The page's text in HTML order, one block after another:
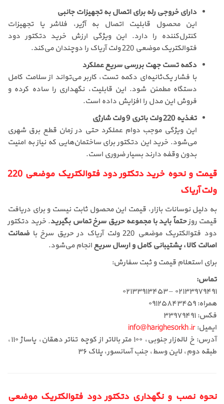
دارای خروجی رله برای اتصال به تجهیزات جانبی
این محصول قابلیت اتصال به آژیر، فلاشر یا تجهیزات
کنترل‌کننده را دارد. این ویژگی ارزش خرید دتکتور دود
فتوالکتریک موضعی 220 ولت آریاک را دوچندان می‌کند.
دکمه تست جهت بررسی سریع عملکرد
با فشار یک‌ثانیه‌ای دکمه تست، کاربر می‌تواند از سلامت کامل
دستگاه مطمئن شود. این قابلیت، نگهداری را ساده کرده و
فروش این مدل را افزایش داده است.
تغذیه 220 ولت باتری 9 ولت شارژی
این ویژگی موجب دوام عملکرد حتی در زمان قطع برق شهری
می‌شود. خرید این دتکتور برای ساختمان‌هایی که نیاز به امنیت
بدون وقفه دارند بسیار ضروری است.
قیمت و نحوه خرید دتکتور دود فتوالکتریک موضعی 220
ولت آریاک
به دلیل نوسانات بازار، قیمت این محصول ثابت نیست و برای دریافت
قیمت روزحتماً باید با مجموعه حریق سرخ تماس بگیرید. خرید دتکتور
دود فتوالکتریک موضعی 220 ولت آریاک در حریق سرخ با
ضمانت
اصالت کالا، پشتیبانی کامل و ارسال سریعانجام می‌شود.
برای استعلام قیمت و ثبت سفارش:
تماس:
۰۲۱۳۳۹۷۹۴۹۱ – ۰۲۱۳۳۹۱۳۴۵۳
همراه: ۰۹۱۲۵۸۴۳۴۵۹
فکس: ۳۳۹۷۹۴۹۱
ایمیل:info@harighesorkh.ir
آدرس: خ لاله‌زار جنوبی، ۱۰۰ متر بالاتر از کوچه تئاتر دهقان، پاساژ ۱۱۰،
طبقه دوم، لاین وسط، جنب آسانسور، پلاک ۳۶
نحوه نصب و نگهداری دتکتور دود فتوالکتریک موضعی